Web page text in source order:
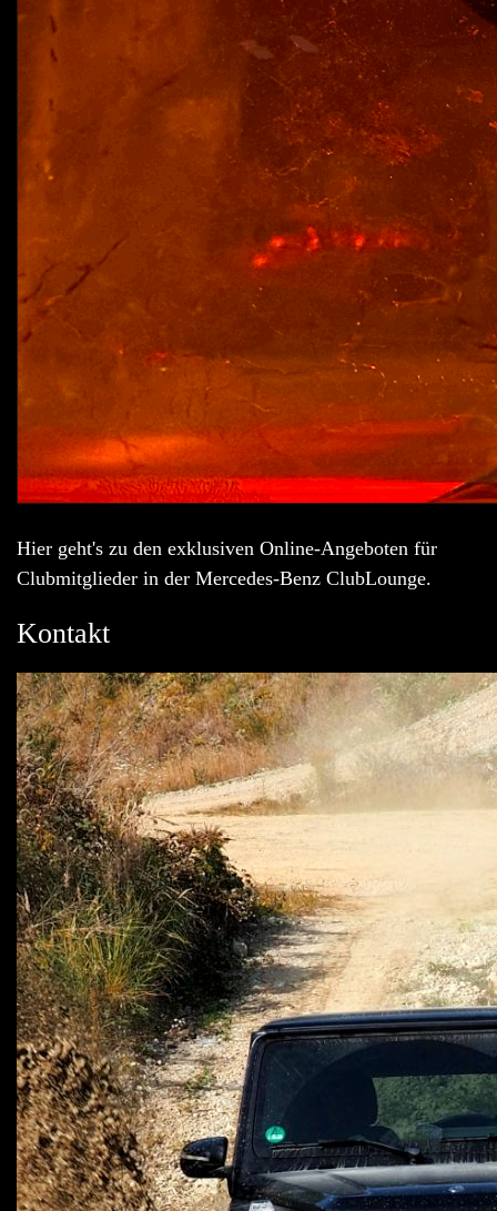
Hier geht's zu den exklusiven Online-Angeboten für
Clubmitglieder in der Mercedes-Benz ClubLounge.
Kontakt